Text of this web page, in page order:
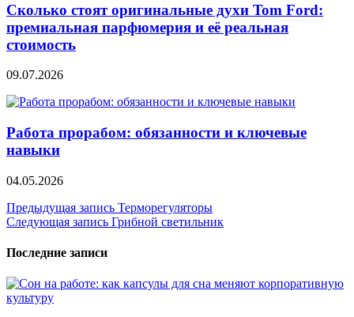
Сколько стоят оригинальные духи Tom Ford:
премиальная парфюмерия и её реальная
стоимость
09.07.2026
Работа прорабом: обязанности и ключевые
навыки
04.05.2026
Навигация
по
записям
Предыдущая запись Терморегуляторы
Следующая запись Грибной светильник
Последние записи